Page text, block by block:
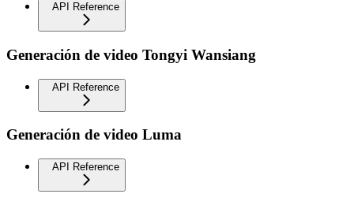
API Reference
Generación de video Tongyi Wansiang
API Reference
Generación de video Luma
API Reference